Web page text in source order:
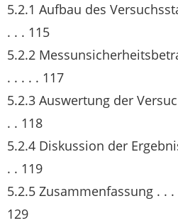
5.2.1 Aufbau des
. . . 115
5.2.2
. . . . . 117
5.2.3 Auswertung der
. . 118
5.2.4 Diskussion der
. . 119
5.2.5 Zusammenfassung . . .
129